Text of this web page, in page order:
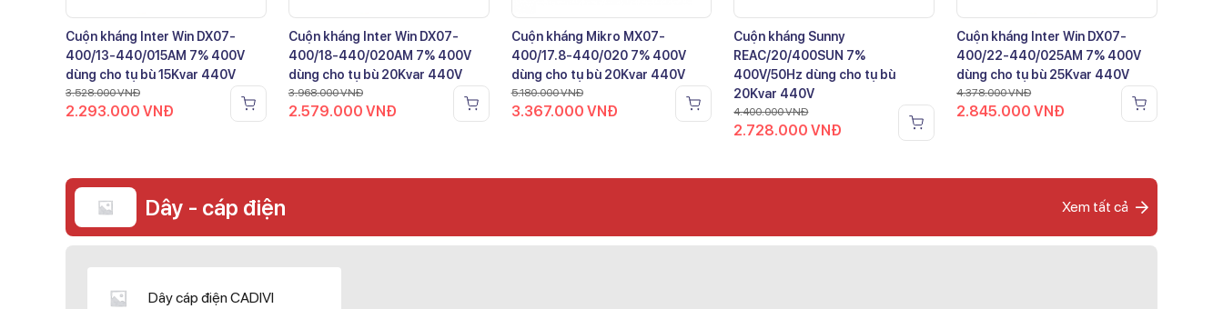
Cuộn kháng Inter Win DX07-
400/13-440/015AM 7% 400V
dùng cho tụ bù 15Kvar 440V
3.528.000VNĐ
2.293.000 VNĐ
Cuộn kháng Inter Win DX07-
400/18-440/020AM 7% 400V
dùng cho tụ bù 20Kvar 440V
3.968.000VNĐ
2.579.000 VNĐ
Cuộn kháng Mikro MX07-
400/17.8-440/020 7% 400V
dùng cho tụ bù 20Kvar 440V
5.180.000VNĐ
3.367.000 VNĐ
Cuộn kháng Sunny
REAC/20/400SUN 7%
400V/50Hz dùng cho tụ bù
20Kvar 440V
4.400.000VNĐ
2.728.000VNĐ
Cuộn kháng Inter Win DX07-
400/22-440/025AM 7% 400V
dùng cho tụ bù 25Kvar 440V
4.378.000VNĐ
2.845.000VNĐ
Dây - cáp điện Xem tất cả
Dây cáp điện CADIVI